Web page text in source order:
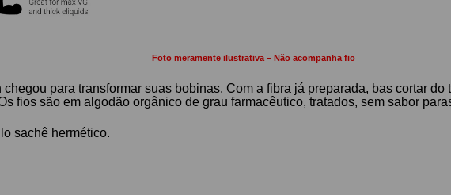
Foto meramente ilustrativa – Não acompanha fio
para transformar suas bobinas. Com a fibra já preparada, bas cortar
fios são em algodão orgânico de grau farmacêutico, tratados, sem sabor
sachê hermético.